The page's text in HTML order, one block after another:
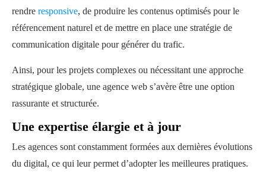
rendre responsive, de produire les contenus optimisés pour le
référencement naturel et de mettre en place une stratégie de
communication digitale pour générer du trafic.
Ainsi, pour les projets complexes ou nécessitant une approche
stratégique globale, une agence web s’avère être une option
rassurante et structurée.
Une expertise élargie et à jour
Les agences sont constamment formées aux dernières évolutions
du digital, ce qui leur permet d’adopter les meilleures pratiques.